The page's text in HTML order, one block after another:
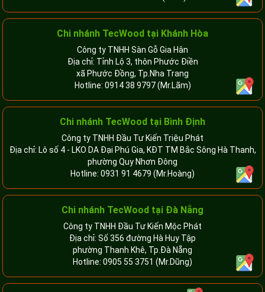
Chi nhánh TecWood tại Khánh Hòa
Công ty TNHH Sàn Gỗ Gia Hân
Địa chỉ: Tỉnh Lộ 3, thôn Phước Điền
xã Phước Đồng, Tp.Nha Trang
Hotline: 0914 38 9797(Mr.Lãm)
Chi nhánh TecWood tại Bình Định
Công ty TNHH Đầu Tư Kiến Triệu Phát
Địa chỉ: Lô số 4 - LKO DA Đại Phú Gia, KĐT TM Bắc Sông Hà Thanh,
phường Quy Nhơn Đông
Hotline: 0931 91 4679 (Mr.Hoàng)
Chi nhánh TecWood tại Đà Nẵng
Công ty TNHH Đầu Tư Kiến Mộc Phát
Địa chỉ: Số 356 đường Hà Huy Tập
phường Thanh Khê, Tp.Đà Nẵng
Hotline: 0905 55 3751 (Mr.Dũng)